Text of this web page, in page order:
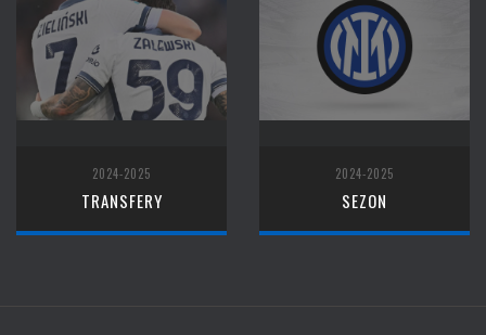
2024-2025
TRANSFERY
2024-2025
SEZON